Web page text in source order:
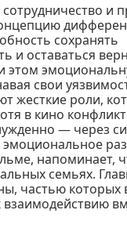
и
сохранять
и оставаться
этом
свои
жесткие роли,
в кино
— через
напоминает,
семьях.
частью которых
взаимодействию